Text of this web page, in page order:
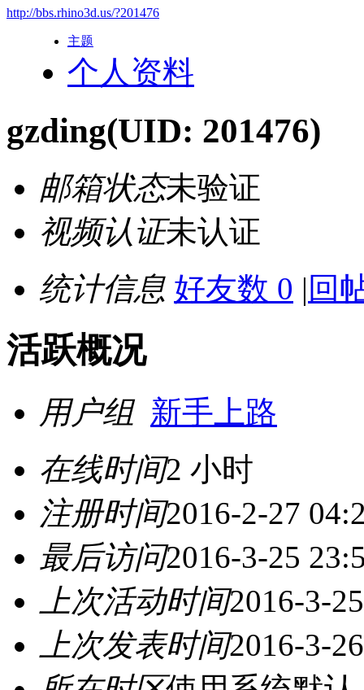
http://bbs.rhino3d.us/?201476
主题
个人资料
gzding(UID: 201476)
邮箱状态未验证
视频认证未认证
统计信息 好友数 0 | 回
活跃概况
用户组 新手上路
在线时间2 小时
注册时间2016-2-27
最后访问2016-3-25
上次活动时间2016-3-
上次发表时间2016-3-